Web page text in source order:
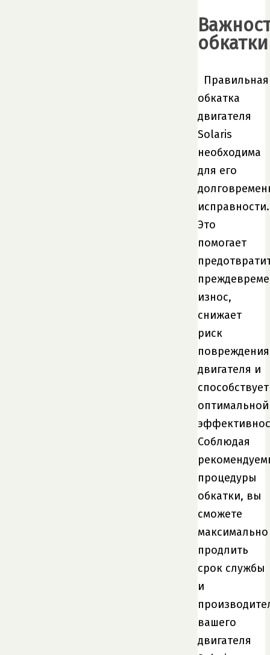
обкатки
Правильная
обкатка
двигателя
Solaris
необходима
для его
исправности.
Это
помогает
износ,
снижает
риск
повреждения
двигателя и
способствует
оптимальной
Соблюдая
процедуры
обкатки, вы
сможете
максимально
продлить
срок службы
и
вашего
двигателя